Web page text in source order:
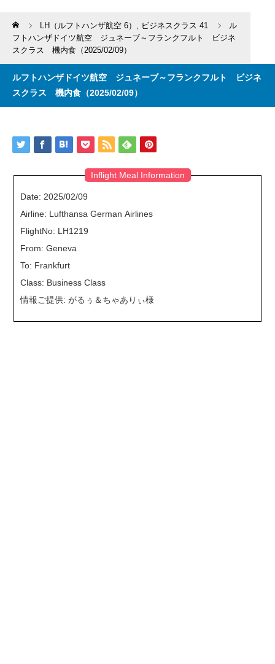
Home LH（ルフトハンザ航空 6） , ビジネスクラス 41
ル
フトハンザドイツ航空 ジュネーブ～フランクフルト ビジネ
スクラス 機内食（2025/02/09）
ルフトハンザドイツ航空 ジュネーブ～フランクフルト ビジネ
スクラス 機内食（2025/02/09）
Inflight Meal Information
Date: 2025/02/09
Airline: Lufthansa German Airlines
FlightNo: LH1219
From: Geneva
To: Frankfurt
Class: Business Class
情報ご提供: がるぅ＆ちゃありぃ様